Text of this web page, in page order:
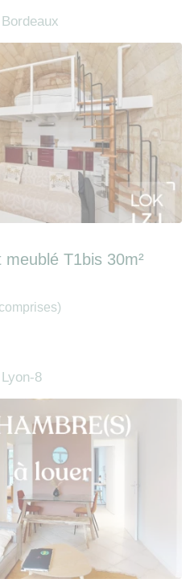
T1bis 30m²
8